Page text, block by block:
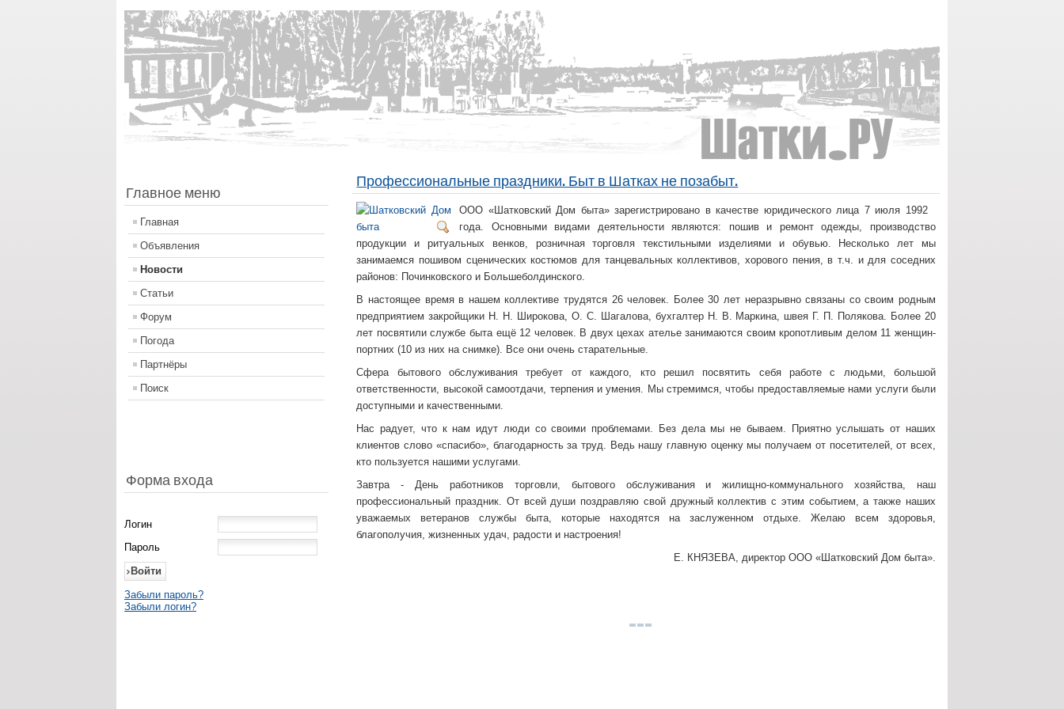
Главное меню
Главная
Объявления
Новости
Статьи
Форум
Погода
Партнёры
Поиск
Форма входа
Логин
Пароль
Забыли пароль?
Забыли логин?
Профессиональные праздники. Быт в Шатках не позабыт.
ООО «Шатковский Дом быта» зарегистрировано в качестве юридического лица 7 июля 1992
года. Основными видами деятельности являются: пошив и ремонт одежды, производство
продукции и ритуальных венков, розничная торговля текстильными изделиями и обувью. Несколько лет мы
занимаемся пошивом сценических костюмов для танцевальных коллективов, хорового пения, в т.ч. и для соседних
районов: Починковского и Большеболдинского.
В настоящее время в нашем коллективе трудятся 26 человек. Более 30 лет неразрывно связаны со своим родным
предприятием закройщики Н. Н. Широкова, О. С. Шагалова, бухгалтер Н. В. Маркина, швея Г. П. Полякова. Более 20
лет посвятили службе быта ещё 12 человек. В двух цехах ателье занимаются своим кропотливым делом 11 женщин-
портних (10 из них на снимке). Все они очень старательные.
Сфера бытового обслуживания требует от каждого, кто решил посвятить себя работе с людьми, большой
ответственности, высокой самоотдачи, терпения и умения. Мы стремимся, чтобы предоставляемые нами услуги были
доступными и качественными.
Нас радует, что к нам идут люди со своими проблемами. Без дела мы не бываем. Приятно услышать от наших
клиентов слово «спасибо», благодарность за труд. Ведь нашу главную оценку мы получаем от посетителей, от всех,
кто пользуется нашими услугами.
Завтра - День работников торговли, бытового обслуживания и жилищно-коммунального хозяйства, наш
профессиональный праздник. От всей души поздравляю свой дружный коллектив с этим событием, а также наших
уважаемых ветеранов службы быта, которые находятся на заслуженном отдыхе. Желаю всем здоровья,
благополучия, жизненных удач, радости и настроения!
Е. КНЯЗЕВА, директор ООО «Шатковский Дом быта».